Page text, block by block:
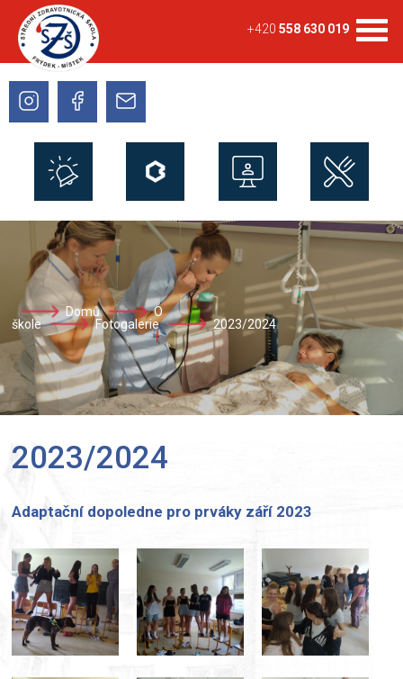
+420 558 630 019
Domů
O
škole
Fotogalerie 2023/2024
2023/2024
Adaptační dopoledne pro prváky září 2023